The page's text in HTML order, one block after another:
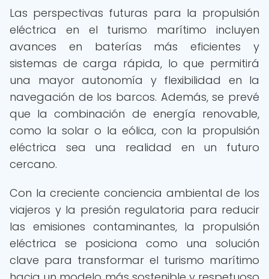
Las perspectivas futuras para la propulsión
eléctrica en el turismo marítimo incluyen
avances en baterías más eficientes y
sistemas de carga rápida, lo que permitirá
una mayor autonomía y flexibilidad en la
navegación de los barcos. Además, se prevé
que la combinación de energía renovable,
como la solar o la eólica, con la propulsión
eléctrica sea una realidad en un futuro
cercano.
Con la creciente conciencia ambiental de los
viajeros y la presión regulatoria para reducir
las emisiones contaminantes, la propulsión
eléctrica se posiciona como una solución
clave para transformar el turismo marítimo